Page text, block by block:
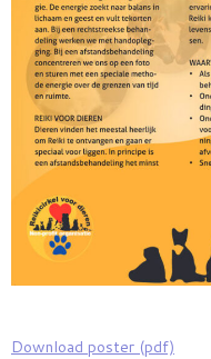
Download poster (pdf)